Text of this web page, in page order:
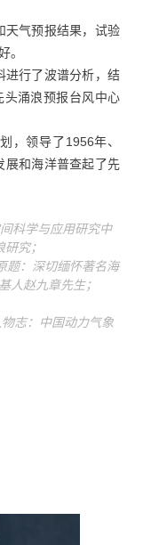
气预报结果，试验
。
行了波谱分析，结
涌浪预报台风中心
领导了1956年、
展和海洋普查起了先
科学与应用研究中
究；
题：深切缅怀著名海
人赵九章先生；
志：中国动力气象